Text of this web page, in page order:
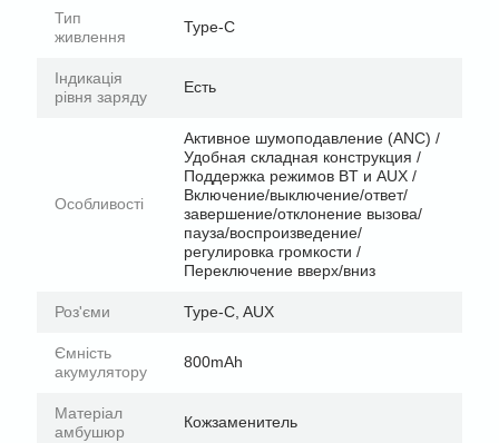
Тип
живлення
Type-C
Індикація
рівня заряду
Есть
Особливості
Активное шумоподавление (ANC) /
Удобная складная конструкция /
Поддержка режимов BT и AUX /
Включение/выключение/ответ/
завершение/отклонение вызова/
пауза/воспроизведение/
регулировка громкости /
Переключение вверх/вниз
Роз'єми Type-C, AUX
Ємність
акумулятору
800mAh
Матеріал
амбушюр
Кожзаменитель